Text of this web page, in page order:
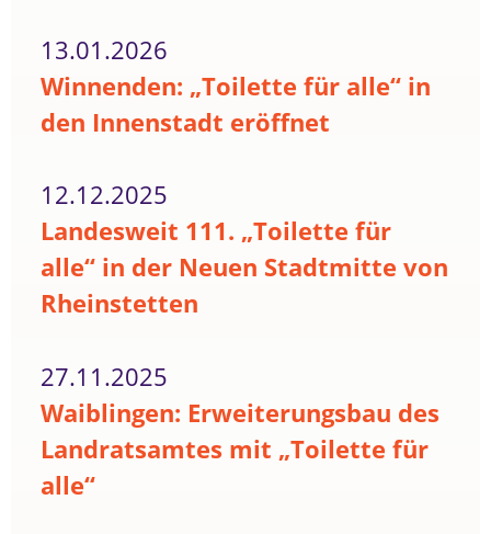
13.01.2026
Winnenden: „Toilette für alle“ in
den Innenstadt eröffnet
12.12.2025
Landesweit 111. „Toilette für
alle“ in der Neuen Stadtmitte von
Rheinstetten
27.11.2025
Waiblingen: Erweiterungsbau des
Landratsamtes mit „Toilette für
alle“